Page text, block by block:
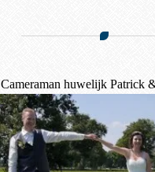
Cameraman huwelijk Patrick